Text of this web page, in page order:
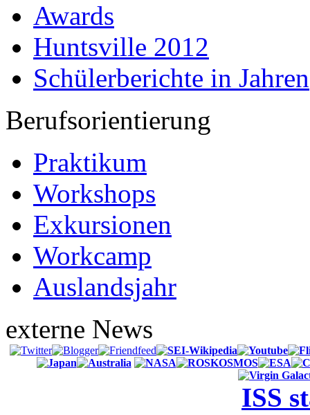
Awards
Huntsville 2012
Schülerberichte in Jahren
Berufsorientierung
Praktikum
Workshops
Exkursionen
Workcamp
Auslandsjahr
externe News
ISS